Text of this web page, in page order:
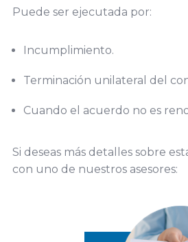
Puede ser ejecutada por:
Incumplimiento.
Terminación unilateral del
Cuando el acuerdo no es
Si deseas más detalles sobre
con uno de nuestros asesores: